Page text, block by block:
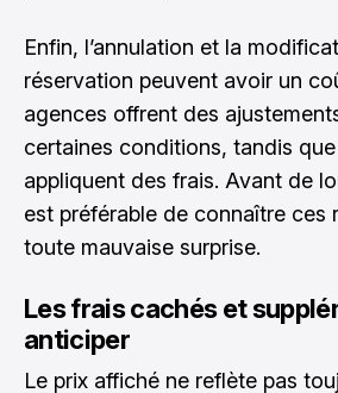
Enfin, l’annulation et la
réservation peuvent avoir un
agences offrent des
certaines conditions, tandis que
appliquent des frais. Avant de
est préférable de connaître ces
toute mauvaise surprise.
Les frais cachés et
anticiper
Le prix affiché ne reflète pas